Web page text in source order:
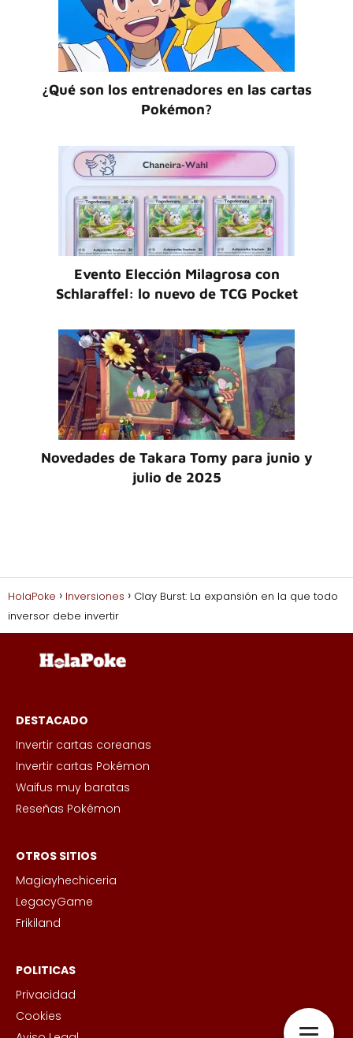
¿Qué son los entrenadores en las cartas
Pokémon?
Evento Elección Milagrosa con
Schlaraffel: lo nuevo de TCG Pocket
Novedades de Takara Tomy para junio y
julio de 2025
HolaPoke Inversiones
Clay Burst: La expansión en la que todo
inversor debe invertir
DESTACADO
Invertir cartas coreanas
Invertir cartas Pokémon
Waifus muy baratas
Reseñas Pokémon
OTROS SITIOS
Magiayhechiceria
LegacyGame
Frikiland
POLITICAS
Privacidad
Cookies